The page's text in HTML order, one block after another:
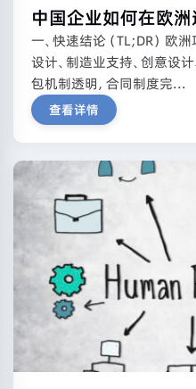
中国企业如何在欧洲
一、快速结论（TL;DR） 欧
设计、制造业支持、创意设
包机制透明，合同制度完...
查看详情